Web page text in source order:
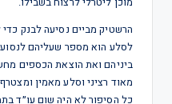
הרשטיק מביים נסיעה לבנק
לסלע הוא מספר שעליהם
ביניהם ואת הוצאת הכספים
מאוד רציני וסלע מאמין
כל הסיפור לא היה שום עו״ד